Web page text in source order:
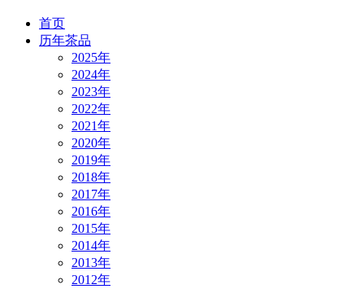
首页
历年茶品
2025年
2024年
2023年
2022年
2021年
2020年
2019年
2018年
2017年
2016年
2015年
2014年
2013年
2012年